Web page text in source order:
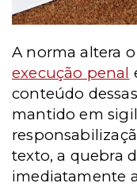
A norma altera
execução penal
conteúdo
mantido em
texto, a quebra
imediatamente